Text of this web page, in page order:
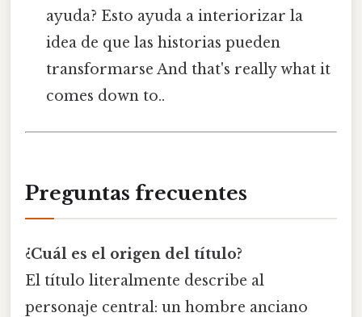
ayuda? Esto ayuda a interiorizar la
idea de que las historias pueden
transformarse And that's really what it
comes down to..
Preguntas frecuentes
¿Cuál es el origen del título?
El título literalmente describe al
personaje central: un hombre anciano